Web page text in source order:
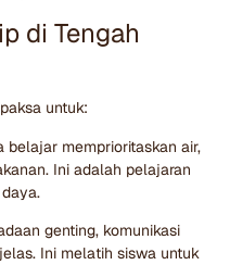
di Tengah
untuk:
belajar memprioritaskan air,
Ini adalah pelajaran
genting, komunikasi
Ini melatih siswa untuk